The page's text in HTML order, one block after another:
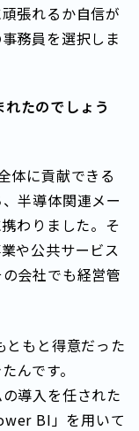
張れるか自信が
務員を選択しま
たのでしょう
体に貢献できる
半導体関連メー
わりました。そ
や公共サービス
会社でも経営管
ともと得意だった
んです。
導入を任された
BI」を用いて